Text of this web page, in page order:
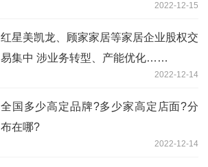
2022-12-15
红星美凯龙、顾家家居等家居企业股权交
易集中 涉业务转型、产能优化……
2022-12-14
全国多少高定品牌?多少家高定店面?分
布在哪?
2022-12-14